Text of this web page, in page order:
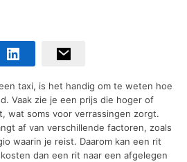
taxi, is het handig om te weten hoe
Vaak zie je een prijs die hoger of
wat soms voor verrassingen zorgt.
af van verschillende factoren, zoals
waarin je reist. Daarom kan een rit
dan een rit naar een afgelegen